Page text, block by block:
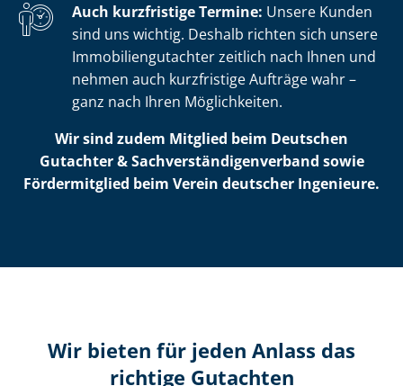
Auch kurzfristige Termine: Unsere Kunden
sind uns wichtig. Deshalb richten sich unsere
Im­mo­bi­li­en­gut­ach­ter zeitlich nach Ihnen und
nehmen auch kurzfristige Aufträge wahr –
ganz nach Ihren Möglichkeiten.
Wir sind zudem Mitglied beim Deutschen
Gutachter & Sach­ver­stän­di­gen­ver­band sowie
Fördermitglied beim Verein deutscher Ingenieure.
Wir bieten für jeden Anlass das
richtige Gutachten